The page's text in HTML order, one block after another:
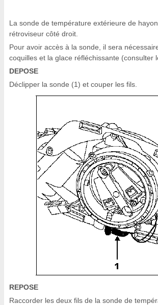
La sonde de température extérieure de
rétroviseur côté droit.
Pour avoir accès à la sonde, il sera
coquilles et la glace réfléchissante (consulter
DEPOSE
Déclipper la sonde (1) et couper les fils.
REPOSE
Raccorder les deux fils de la sonde de